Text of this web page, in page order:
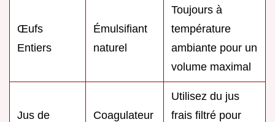
Œufs
Entiers
Émulsifiant
naturel
Toujours à
température
ambiante pour un
volume maximal
Jus de
Coagulateur
Utilisez du jus
frais filtré pour